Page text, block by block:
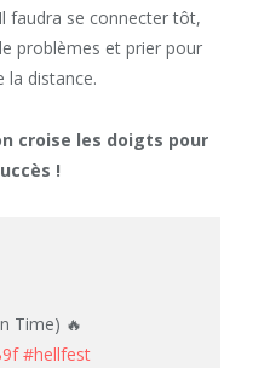
faudra se connecter tôt,
problèmes et prier pour
la distance.
croise les doigts pour
!
Time) 🔥
#hellfest